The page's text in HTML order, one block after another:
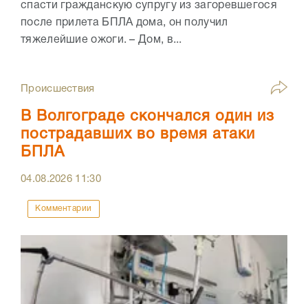
спасти гражданскую супругу из загоревшегося
после прилета БПЛА дома, он получил
тяжелейшие ожоги. – Дом, в...
Происшествия
В Волгограде скончался один из
пострадавших во время атаки
БПЛА
04.08.2026 11:30
Комментарии